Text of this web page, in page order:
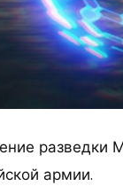
разведки
армии.